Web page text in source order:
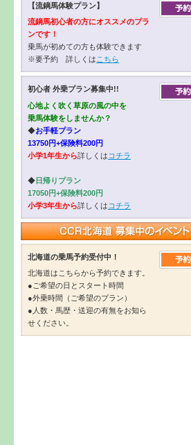
【流鏑馬体験プラン】
流鏑馬初心者の方にオススメのプラ
ンです！
乗馬が初めての方も体験できます
※要予約 詳しくは こちら
初心者 外乗プラン募集中!!
心地よく吹く草原の風の中を
乗馬体験をしませんか？
◆お手軽プラン
13750円+保険料200円
小学1年生から詳しくは コチラ
◆日帰りプラン
17050円+保険料200円
小学3年生から詳しくは コチラ
北海道の乗馬予約受付中！
北海道はこちらから予約できます。
●ご希望の日とスタート時間
●外乗時間（ご希望のプラン）
●人数・馬歴・送迎の有無をお知ら
せください。